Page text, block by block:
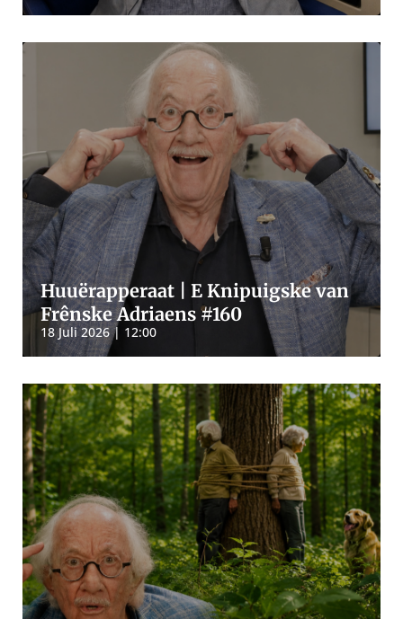
Huuërapperaat | E Knipuigske van
Frênske Adriaens #160
18 Juli 2026 | 12:00